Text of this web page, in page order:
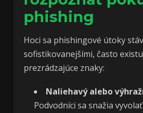
phishing
Hoci sa phishingové útoky
sofistikovanejšími, často
prezrádzajúce znaky:
Naliehavý alebo
Podvodníci sa snažia